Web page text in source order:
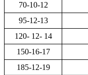
70-10-12
95-12-13
120- 12- 14
150-16-17
185-12-19